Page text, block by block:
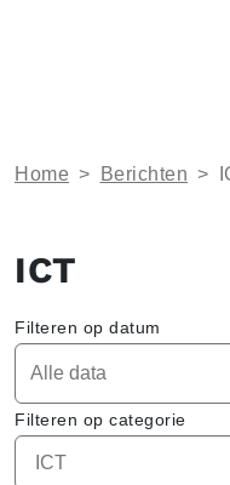
Home > Berichten >
ICT
Filteren op datum
Filteren op categorie